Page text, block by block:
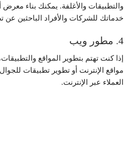
والتطبيقات والأغلفة. يمكنك بناء
خدماتك للشركات والأفراد الباحثين عن
4. مطور ويب
إذا كنت تهتم بتطوير المواقع
مواقع الإنترنت أو تطوير تطبيقات
العملاء عبر الإنترنت.